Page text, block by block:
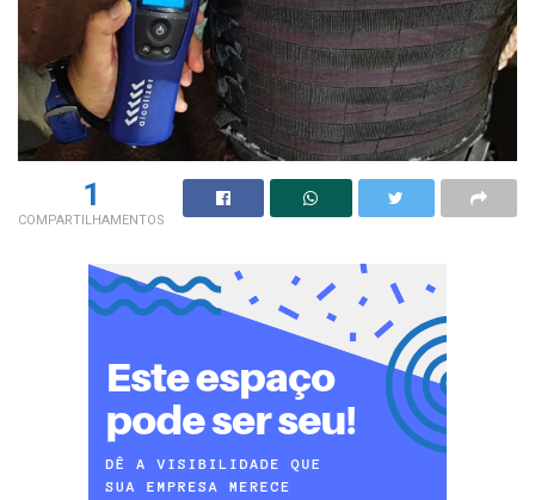
1
COMPARTILHAMENTOS